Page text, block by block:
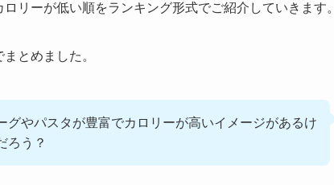
リーが低い順をランキング形式でご紹介していきます。
とめました。
グやパスタが豊富でカロリーが高いイメージがあるけ
ろう？